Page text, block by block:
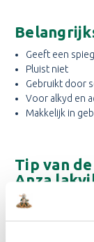
Geeft een
Pluist niet
Gebruikt door
Voor alkyd en
Makkelijk in
Tip van
Anza
Tijdens het